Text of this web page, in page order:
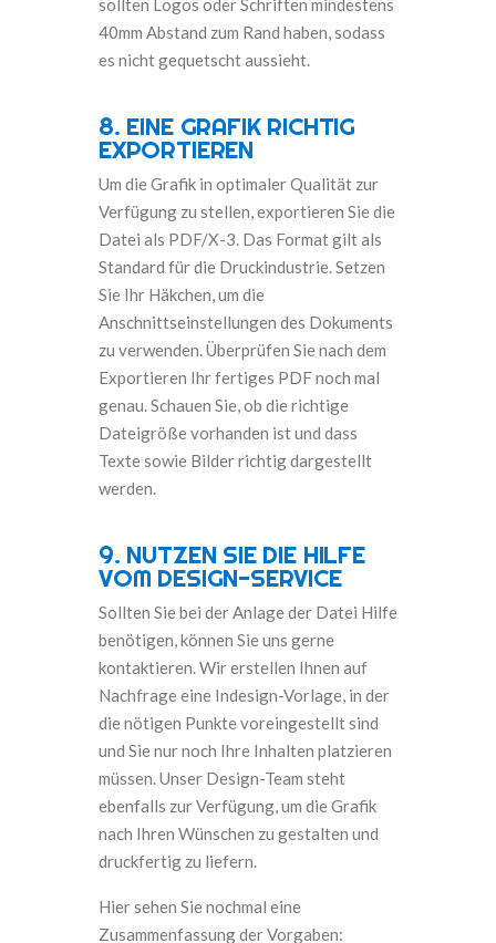
sollten Logos oder Schriften mindestens
40mm Abstand zum Rand haben, sodass
es nicht gequetscht aussieht.
8. EINE GRAFIK RICHTIG
EXPORTIEREN
Um die Grafik in optimaler Qualität zur
Verfügung zu stellen, exportieren Sie die
Datei als PDF/X-3. Das Format gilt als
Standard für die Druckindustrie. Setzen
Sie Ihr Häkchen, um die
Anschnittseinstellungen des Dokuments
zu verwenden.Überprüfen Sie nach dem
Exportieren Ihr fertiges PDF noch mal
genau. Schauen Sie, ob die richtige
Dateigröße vorhanden ist und dass
Texte sowie Bilder richtig dargestellt
werden.
9. NUTZEN SIE DIE HILFE
VOM DESIGN-SERVICE
Sollten Sie bei der Anlage der Datei Hilfe
benötigen, können Sie uns gerne
kontaktieren. Wir erstellen Ihnen auf
Nachfrage eine Indesign-Vorlage, in der
die nötigen Punkte voreingestellt sind
und Sie nur noch Ihre Inhalten platzieren
müssen. Unser Design-Team steht
ebenfalls zur Verfügung, um die Grafik
nach Ihren Wünschen zu gestalten und
druckfertig zu liefern.
Hier sehen Sie nochmal eine
Zusammenfassung der Vorgaben: